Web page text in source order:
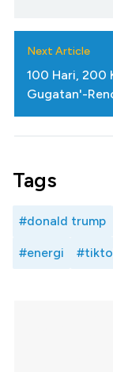
Next Article
100 Hari, 200
Gugatan'-
Tags
#donald trump
#energi